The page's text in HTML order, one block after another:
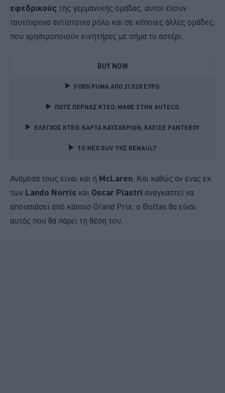
εφεδρικούς της γερμανικής ομάδας, αυτοί έχουν
ταυτόχρονα αντίστοιχο ρόλο και σε κάποιες άλλες ομάδες,
που χρησιμοποιούν κινητήρες με σήμα το αστέρι.
BUY NOW
FORD PUMA ΑΠΟ 21.528 ΕΥΡΩ
ΠΟΤΕ ΠΕΡΝΑΣ ΚΤΕΟ; ΜΑΘΕ ΣΤΗΝ ΑUTECO
ΕΛΕΓΧΟΣ ΚΤΕΟ; ΚΑΡΤΑ ΚΑΥΣΑΕΡΙΩΝ; ΚΛΕΙΣΕ ΡΑΝΤΕΒΟΥ
TO NEO SUV ΤΗΣ RENAULT
Ανάμεσά τους είναι και η McLaren . Και καθώς αν ένας εκ
των Lando Norris και Oscar Piastri αναγκαστεί να
απουσιάσει από κάποιο Grand Prix, o Bottas θα είναι
αυτός που θα πάρει τη θέση του.